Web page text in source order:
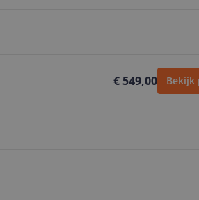
€ 549,00 Bekijk